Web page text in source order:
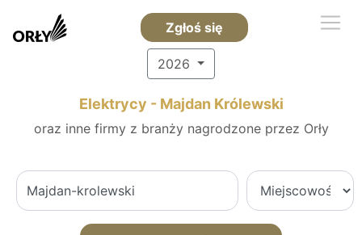
Zgłoś się
2026
Elektrycy - Majdan Królewski
oraz inne firmy z branży nagrodzone przez Orły